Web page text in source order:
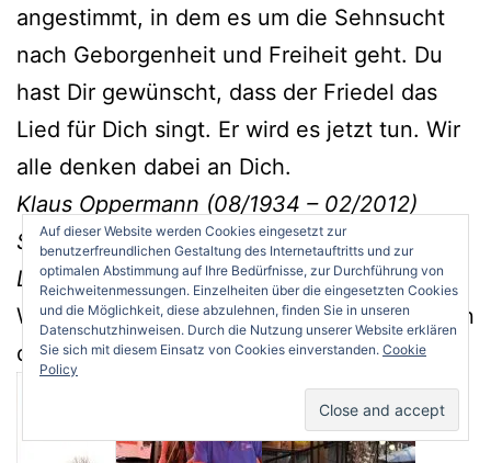
angestimmt, in dem es um die Sehnsucht
nach Geborgenheit und Freiheit geht. Du
hast Dir gewünscht, dass der Friedel das
Lied für Dich singt. Er wird es jetzt tun. Wir
alle denken dabei an Dich.
Klaus Oppermann (08/1934 – 02/2012)
Sein Humor fehlt uns genauso wie seine
Liebe, sein Lachen und seine Herzlichkeit.
Wie die Nachricht vom Tod meines Vaters in
derFamilie meines Cousins ankam:
Auf dieser Website werden Cookies eingesetzt zur
benutzerfreundlichen Gestaltung des Internetauftritts und zur
optimalen Abstimmung auf Ihre Bedürfnisse, zur Durchführung von
Reichweitenmessungen. Einzelheiten über die eingesetzten Cookies
und die Möglichkeit, diese abzulehnen, finden Sie in unseren
Datenschutzhinweisen. Durch die Nutzung unserer Website erklären
Sie sich mit diesem Einsatz von Cookies einverstanden. Cookie
Policy